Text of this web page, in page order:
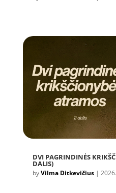
DVI PAGRINDINĖS
DALIS)
byVilma Ditkevičius|